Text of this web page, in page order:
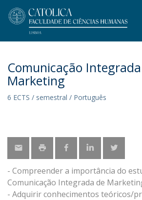
Comunicação
Marketing
6 ECTS / semestral / Português
- Compreender a importância do
Comunicação Integrada de
- Adquirir conhecimentos teóricos/